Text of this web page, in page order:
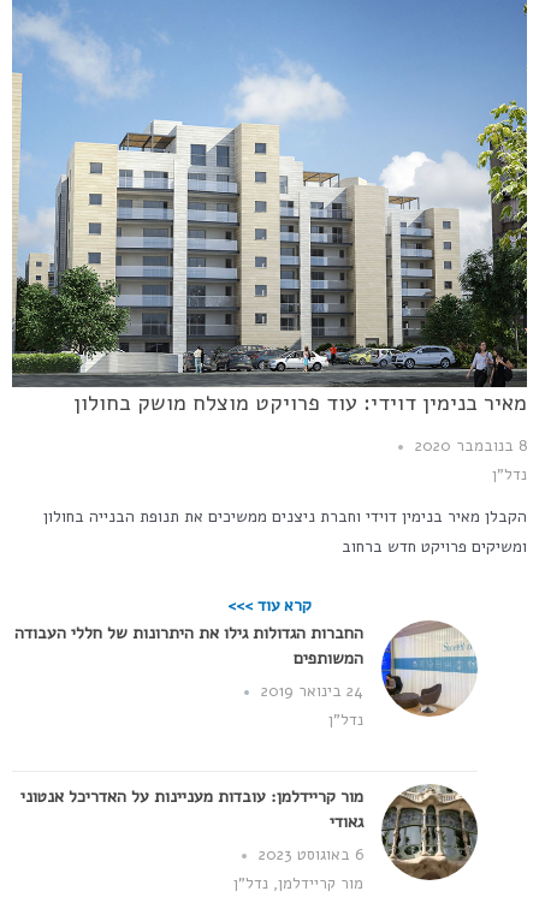
מאיר בנימין דוידי: עוד פרויקט מוצלח מושק בחולון
8 בנובמבר 2020
נדל"ן
הקבלן מאיר בנימין דוידי וחברת ניצנים ממשיכים את תנופת הבנייה בחולון
ומשיקים פרויקט חדש ברחוב
קרא עוד >>>
החברות הגדולות גילו את היתרונות של חללי העבודה
המשותפים
24 בינואר 2019
נדל"ן
מור קריידלמן: עובדות מעניינות על האדריכל אנטוני
גאודי
6 באוגוסט 2023
מור קריידלמן,נדל"ן